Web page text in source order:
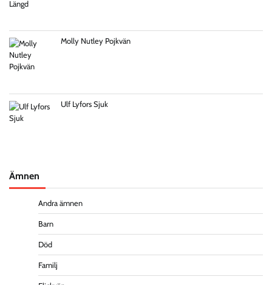
Molly Nutley Pojkvän
Ulf Lyfors Sjuk
Ämnen
Andra ämnen
Barn
Död
Familj